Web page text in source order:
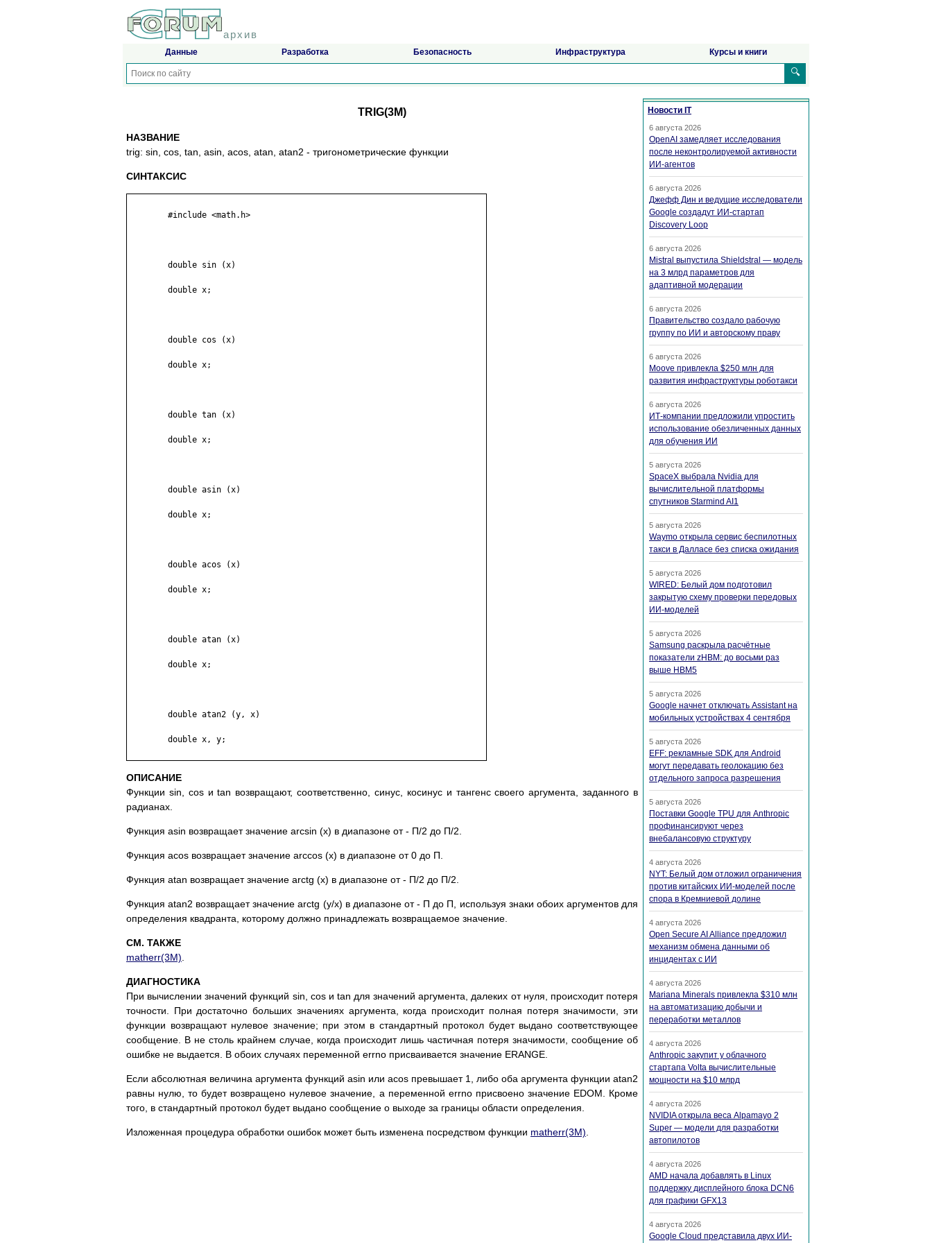
архив
Данные Разработка Безопасность Инфраструктура Курсы и книги
🔍
TRIG(3M)
НАЗВАНИЕ
trig: sin, cos, tan, asin, acos, atan, atan2 - тригонометрические функции
СИНТАКСИС
ОПИСАНИЕ
Функции sin, cos и tan возвращают, соответственно, синус, косинус и тангенс своего аргумента, заданного в
радианах.
Функция asin возвращает значение arcsin (x) в диапазоне от - П/2 до П/2.
Функция acos возвращает значение arccos (x) в диапазоне от 0 до П.
Функция atan возвращает значение arctg (x) в диапазоне от - П/2 до П/2.
Функция atan2 возвращает значение arctg (y/x) в диапазоне от - П до П, используя знаки обоих аргументов для
определения квадранта, которому должно принадлежать возвращаемое значение.
СМ. ТАКЖЕ
matherr(3M)
ДИАГНОСТИКА
При вычислении значений функций sin, cos и tan для значений аргумента, далеких от нуля, происходит потеря
точности. При достаточно больших значениях аргумента, когда происходит полная потеря значимости, эти
функции возвращают нулевое значение; при этом в стандартный протокол будет выдано соответствующее
сообщение. В не столь крайнем случае, когда происходит лишь частичная потеря значимости, сообщение об
ошибке не выдается. В обоих случаях переменной errno присваивается значение ERANGE.
Если абсолютная величина аргумента функций asin или acos превышает 1, либо оба аргумента функции atan2
равны нулю, то будет возвращено нулевое значение, а переменной errno присвоено значение EDOM. Кроме
того, в стандартный протокол будет выдано сообщение о выходе за границы области определения.
Изложенная процедура обработки ошибок может быть изменена посредством функции matherr(3M)
Новости IT
6 августа 2026
OpenAI замедляет исследования
после неконтролируемой активности
ИИ-агентов
6 августа 2026
Джефф Дин и ведущие исследователи
Google создадут ИИ-стартап
Discovery Loop
6 августа 2026
Mistral выпустила Shieldstral — модель
на 3 млрд параметров для
адаптивной модерации
6 августа 2026
Правительство создало рабочую
группу по ИИ и авторскому праву
6 августа 2026
Moove привлекла $250 млн для
развития инфраструктуры роботакси
6 августа 2026
ИТ-компании предложили упростить
использование обезличенных данных
для обучения ИИ
5 августа 2026
SpaceX выбрала Nvidia для
вычислительной платформы
спутников Starmind AI1
5 августа 2026
Waymo открыла сервис беспилотных
такси в Далласе без списка ожидания
5 августа 2026
WIRED: Белый дом подготовил
закрытую схему проверки передовых
ИИ-моделей
5 августа 2026
Samsung раскрыла расчётные
показатели zHBM: до восьми раз
выше HBM5
5 августа 2026
Google начнет отключать Assistant на
мобильных устройствах 4 сентября
5 августа 2026
EFF: рекламные SDK для Android
могут передавать геолокацию без
отдельного запроса разрешения
5 августа 2026
Поставки Google TPU для Anthropic
профинансируют через
внебалансовую структуру
4 августа 2026
NYT: Белый дом отложил ограничения
против китайских ИИ-моделей после
спора в Кремниевой долине
4 августа 2026
Open Secure AI Alliance предложил
механизм обмена данными об
инцидентах с ИИ
4 августа 2026
Mariana Minerals привлекла $310 млн
на автоматизацию добычи и
переработки металлов
4 августа 2026
Anthropic закупит у облачного
стартапа Volta вычислительные
мощности на $10 млрд
4 августа 2026
NVIDIA открыла веса Alpamayo 2
Super — модели для разработки
автопилотов
4 августа 2026
AMD начала добавлять в Linux
поддержку дисплейного блока DCN6
для графики GFX13
4 августа 2026
Google Cloud представила двух ИИ-